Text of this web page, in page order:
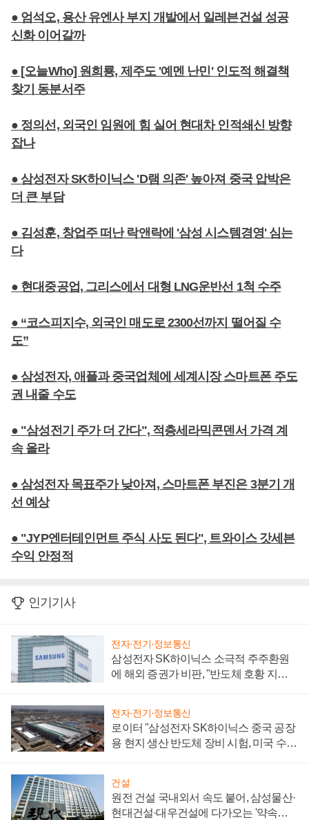
● 엄석오, 용산 유엔사 부지 개발에서 일레븐건설 성공
신화 이어갈까
● [오늘Who] 원희룡, 제주도 '예멘 난민' 인도적 해결책
찾기 동분서주
● 정의선, 외국인 임원에 힘 실어 현대차 인적쇄신 방향
잡나
● 삼성전자 SK하이닉스 'D램 의존' 높아져 중국 압박은
더 큰 부담
● 김성훈, 창업주 떠난 락앤락에 '삼성 시스템경영' 심는
다
● 현대중공업, 그리스에서 대형 LNG운반선 1척 수주
● “코스피지수, 외국인 매도로 2300선까지 떨어질 수
도”
● 삼성전자, 애플과 중국업체에 세계시장 스마트폰 주도
권 내줄 수도
● "삼성전기 주가 더 간다", 적층세라믹콘덴서 가격 계
속 올라
● 삼성전자 목표주가 낮아져, 스마트폰 부진은 3분기 개
선 예상
● "JYP엔터테인먼트 주식 사도 된다", 트와이스 갓세븐
수익 안정적
인기기사
전자·전기·정보통신
삼성전자 SK하이닉스 소극적 주주환원
에 해외 증권가 비판, "반도체 호황 지속
전자·전기·정보통신
로이터 "삼성전자 SK하이닉스 중국 공장
용 현지 생산 반도체 장비 시험, 미국 수출
건설
원전 건설 국내외서 속도 붙어, 삼성물산·
현대건설·대우건설에 다가오는 '약속의